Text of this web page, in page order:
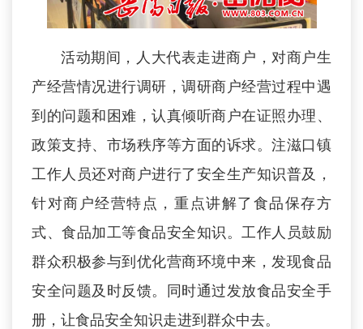
活动期间，人大代表走进商户，对商户生
产经营情况进行调研，调研商户经营过程中遇
到的问题和困难，认真倾听商户在证照办理、
政策支持、市场秩序等方面的诉求。注滋口镇
工作人员还对商户进行了安全生产知识普及，
针对商户经营特点，重点讲解了食品保存方
式、食品加工等食品安全知识。工作人员鼓励
群众积极参与到优化营商环境中来，发现食品
安全问题及时反馈。同时通过发放食品安全手
册，让食品安全知识走进到群众中去。